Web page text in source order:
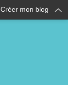
Créer mon blog